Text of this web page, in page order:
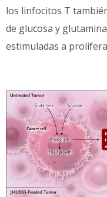
los linfocitos T
de glucosa y
estimuladas a